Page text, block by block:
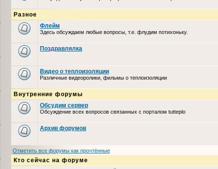
Разное
Флейм
Здесь обсуждаем любые вопросы, т.е. флудим потихоньку.
Поздравлялка
Видео о теплоизоляции
Различные видеоролики, фильмы о теплоизоляции
Внутренние форумы
Обсудим сервер
Обсуждение всех вопросов связанных с порталом tutteplo
Архив форумов
Отметить все форумы как прочтённые
Кто сейчас на форуме